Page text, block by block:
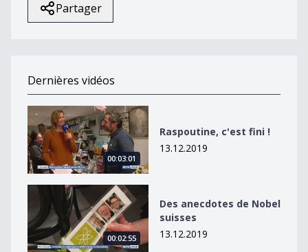
Partager
Dernières vidéos
Raspoutine, c&#039;est fini !
00:03:01
Raspoutine, c'est fini !
13.12.2019
Des anecdotes de Nobel suisses
00:02:55
Des anecdotes de Nobel
suisses
13.12.2019